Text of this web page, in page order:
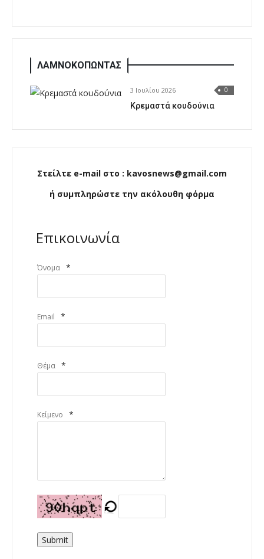
ΛΑΜΝΟΚΟΠΩΝΤΑΣ
3 Ιουλίου 2026 0
Κρεμαστά κουδούνια
Στείλτε e-mail στο : kavosnews@gmail.com
ή συμπληρώστε την ακόλουθη φόρμα
Επικοινωνία
Όνομα *
Email *
Θέμα *
Κείμενο *
Submit